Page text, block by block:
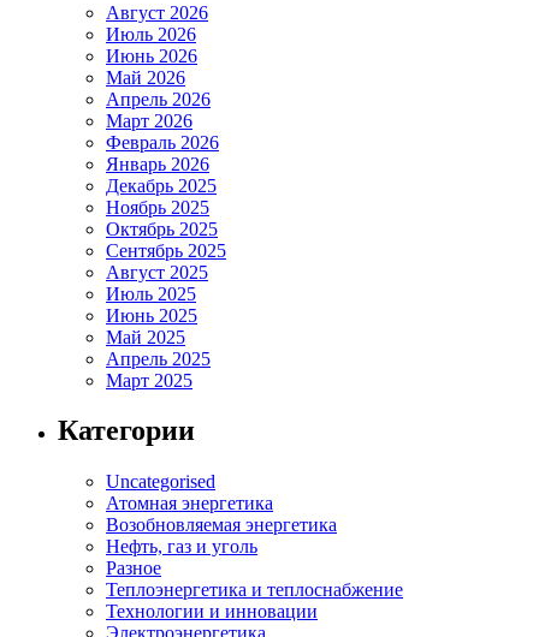
Август 2026
Июль 2026
Июнь 2026
Май 2026
Апрель 2026
Март 2026
Февраль 2026
Январь 2026
Декабрь 2025
Ноябрь 2025
Октябрь 2025
Сентябрь 2025
Август 2025
Июль 2025
Июнь 2025
Май 2025
Апрель 2025
Март 2025
Категории
Uncategorised
Атомная энергетика
Возобновляемая энергетика
Нефть, газ и уголь
Разное
Теплоэнергетика и теплоснабжение
Технологии и инновации